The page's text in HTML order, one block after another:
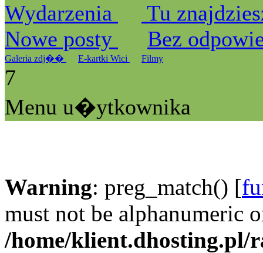
Wydarzenia
Tu
Nowe posty
Bez
Galeria zdj�� E-kartki Wici Filmy
7
Menu u�ytkownika
Warning: preg_match() [
must not be alphanumeric
/home/klient.dhosting.pl/